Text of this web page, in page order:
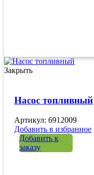
Закрыть
Насос топливный
Артикул: 6912009
Добавить в избранное
Добавить к
заказу